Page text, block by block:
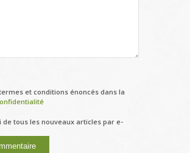
et conditions énoncés dans la
de tous les nouveaux articles par e-